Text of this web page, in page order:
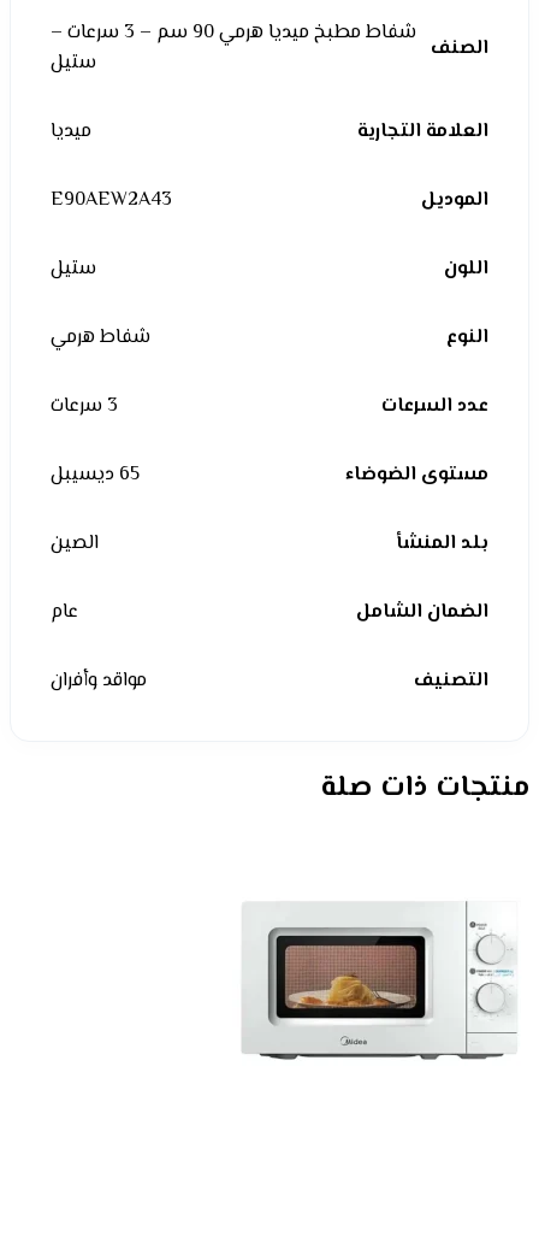
الصنف
شفاط مطبخ ميديا هرمي 90 سم – 3 سرعات –
ستيل
العلامة التجارية ميديا
الموديل E90AEW2A43
اللون ستيل
النوع شفاط هرمي
عدد السرعات 3 سرعات
مستوى الضوضاء 65 ديسيبل
بلد المنشأ الصين
الضمان الشامل عام
التصنيف مواقد وأفران
منتجات ذات صلة